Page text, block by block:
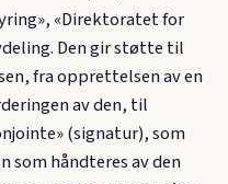
«Direktoratet for
Den gir støtte til
fra opprettelsen av en
av den, til
(signatur), som
som håndteres av den